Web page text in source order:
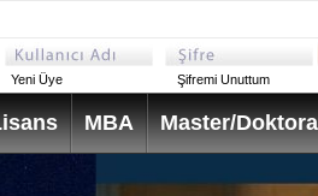
Yeni Üye Şifremi Unuttum
MBA Master/Doktora